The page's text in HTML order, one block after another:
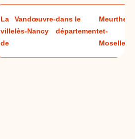
La
ville
de
Vandœuvre-
lès-Nancy
dans le
département
Meurthe-
et-
Moselle